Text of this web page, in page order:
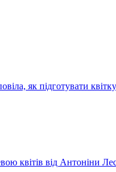
як підготувати
квітів від Антоніни